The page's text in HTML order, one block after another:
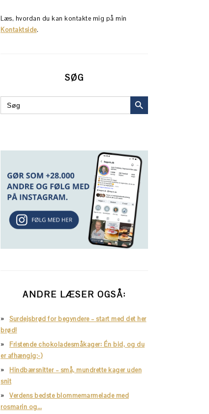
Læs, hvordan du kan kontakte mig på min
Kontaktside.
SØG
Search
for:
SEARCH BUTTON
ANDRE LÆSER OGSÅ:
Surdejsbrød for begyndere – start med det her
brød!
Fristende chokoladesmåkager: Én bid, og du
er afhængig;-)
Hindbærsnitter – små, mundrette kager uden
snit
Verdens bedste blommemarmelade med
rosmarin og…